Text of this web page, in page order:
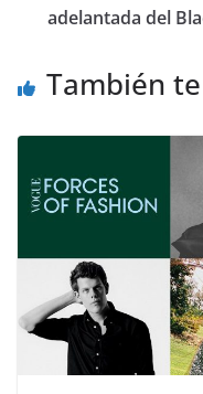
adelantada del
También